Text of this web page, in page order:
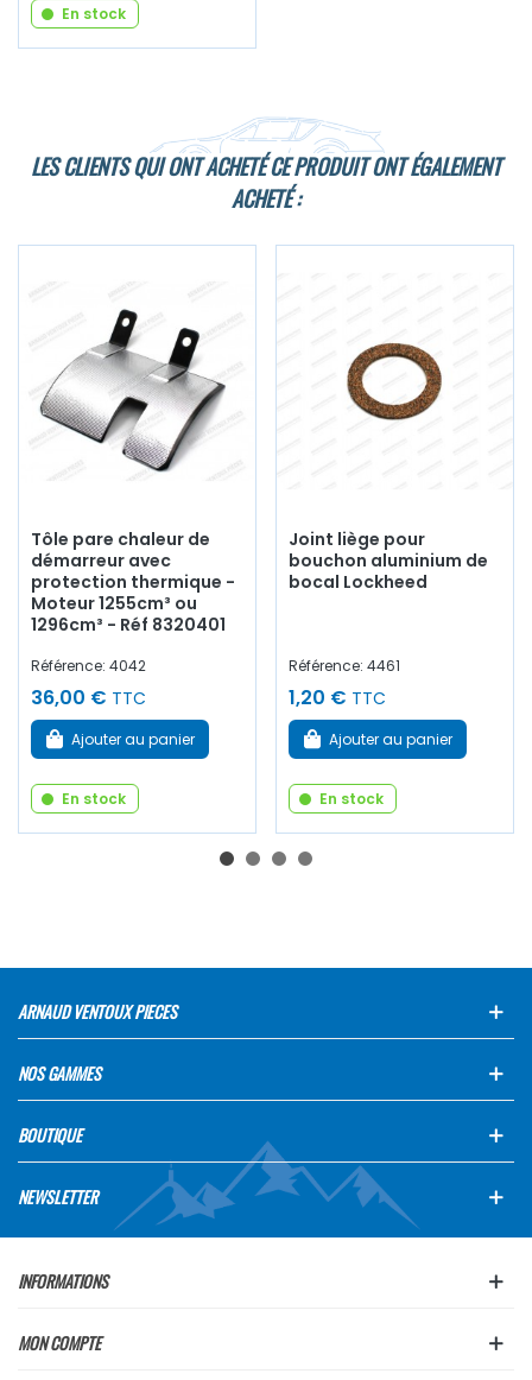
En stock
LES CLIENTS QUI ONT ACHETÉ CE PRODUIT ONT ÉGALEMENT
ACHETÉ :
Tôle pare chaleur de
démarreur avec
protection thermique -
Moteur 1255cm³ ou
1296cm³ - Réf 8320401
Référence: 4042
36,00 € TTC
Ajouter au panier
En stock
Joint liège pour
bouchon aluminium de
bocal Lockheed
Référence: 4461
1,20 € TTC
Ajouter au panier
En stock
ARNAUD VENTOUX PIECES
NOS GAMMES
BOUTIQUE
NEWSLETTER
INFORMATIONS
MON COMPTE